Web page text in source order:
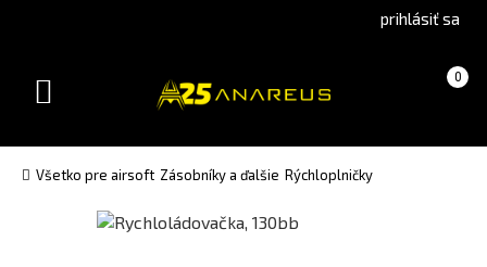
(Czech)version
prihlásiť sa
Košík 0
(prázdny)
Toggle
Všetko pre airsoft Zásobníky a ďalšie Rýchloplničky